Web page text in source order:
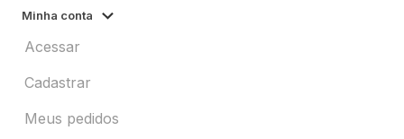
Minha conta
Acessar
Cadastrar
Meus pedidos